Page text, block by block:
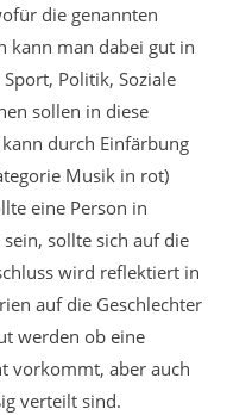
die genannten
kann man dabei gut in
Politik, Soziale
sollen in diese
durch Einfärbung
Musik in rot)
eine Person in
sollte sich auf die
wird reflektiert in
auf die Geschlechter
werden ob eine
vorkommt, aber auch
verteilt sind.